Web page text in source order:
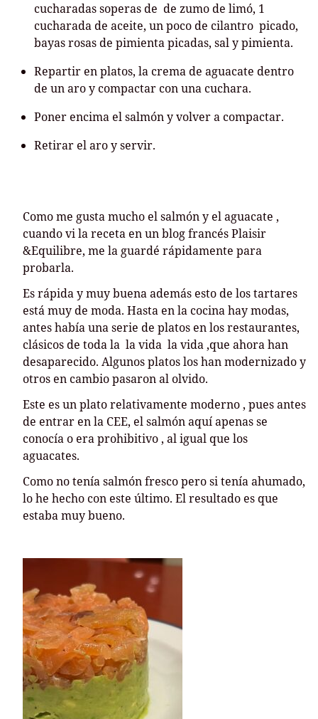
cucharadas soperas de de zumo de limó, 1
cucharada de aceite, un poco de cilantro picado,
bayas rosas de pimienta picadas, sal y pimienta.
Repartir en platos, la crema de aguacate dentro
de un aro y compactar con una cuchara.
Poner encima el salmón y volver a compactar.
Retirar el aro y servir.
Como me gusta mucho el salmón y el aguacate ,
cuando vi la receta en un blog francés Plaisir
&Equilibre, me la guardé rápidamente para
probarla.
Es rápida y muy buena además esto de los tartares
está muy de moda. Hasta en la cocina hay modas,
antes había una serie de platos en los restaurantes,
clásicos de toda la la vida la vida ,que ahora han
desaparecido. Algunos platos los han modernizado y
otros en cambio pasaron al olvido.
Este es un plato relativamente moderno , pues antes
de entrar en la CEE, el salmón aquí apenas se
conocía o era prohibitivo , al igual que los
aguacates.
Como no tenía salmón fresco pero si tenía ahumado,
lo he hecho con este último. El resultado es que
estaba muy bueno.